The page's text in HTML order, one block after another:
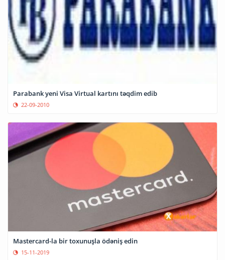
Parabank yeni Visa Virtual kartını təqdim edib
22-09-2010
Mastercard-la bir toxunuşla ödəniş edin
15-11-2019